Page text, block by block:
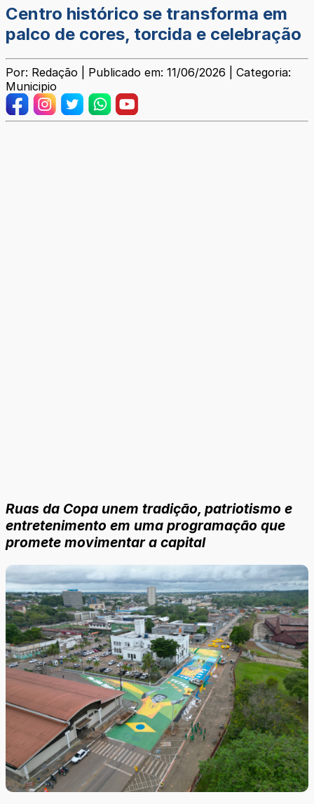
Centro histórico se transforma em
palco de cores, torcida e celebração
Por: Redação | Publicado em: 11/06/2026 | Categoria:
Municipio
Ruas da Copa unem tradição, patriotismo e
entretenimento em uma programação que
promete movimentar a capital